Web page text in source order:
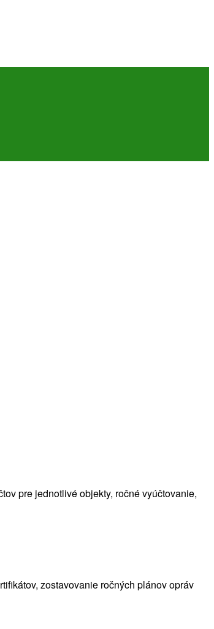
pre jednotlivé objekty, ročné vyúčtovanie,
zostavovanie ročných plánov opráv